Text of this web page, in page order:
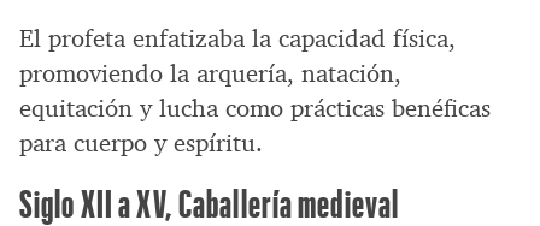
El profeta enfatizaba la capacidad física,
promoviendo la arquería, natación,
equitación y lucha como prácticas benéficas
para cuerpo y espíritu.
Siglo XII a XV, Caballería medieval